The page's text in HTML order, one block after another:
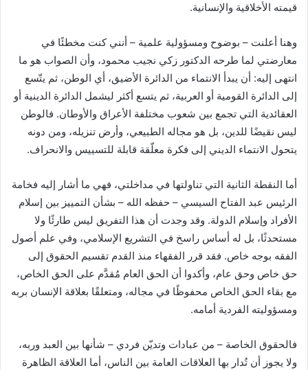
قيمته الأخلاقية والإنسانية.
وهنا أعلنت – بوضوح ومسؤولية علمية – أنني كنت مخطئًا في
معارضتي لما طرحه الدكتور زكي نجيب محمود، وأن الصواب هو ما
انتهى إليه: أن يبدأ الانتماء من الدائرة الأضيق، أي الوطن، ثم يتّسع
إلى الدائرة القومية أو العربية، ثم يتسع أكثر ليشمل الدائرة الدينية أو
العقائدية التي تجمع بين شعوب مختلفة الأعراق والأوطان. فالوطن
ليس نقيضًا للدين، بل هو مجاله الطبيعي، وأرض تنزيله، ومن دونه
يتحول الانتماء الديني إلى فكرة معلّقة قابلة للتسييس والانحراف.
أما النقطة الثانية التي تناولتها في مداخلتي، فهي ما أشار إليه فخامة
الرئيس عبد الفتاح السيسي – حفظه الله – بشأن التمييز بين إسلام
الأفراد وإسلام الدولة. وقد وجدت أن هذا التفريق ليس طارئًا ولا
مستحدثًا، بل له أساس راسخ في التشريع الإسلامي، وفي علم أصول
الفقه بوجه خاص. فقد قرر الفقهاء منذ القدم تقسيم الحقوق إلى
حق خاص وحق عام، وأكدوا أن الحق العام مُقدَّم على الحق الخاص،
مع بقاء الحق الخاص محفوظًا في مجاله، ومتعلقًا بعلاقة الإنسان بربه
ومسؤوليته الفردية أمامه.
فالحقوق الخاصة – من عبادات وتديّن فردي – شأنها بين العبد وربه،
ولا يجوز أن تُدار بها العلاقات العامة بين الناس، أما العلاقة الظاهرة